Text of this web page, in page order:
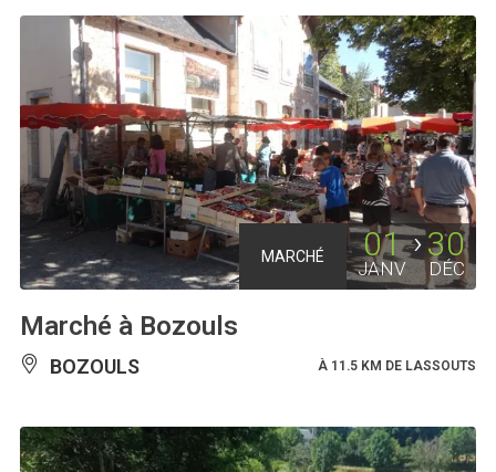
MARCHÉ 01
JANV
30
DÉC
Marché à Bozouls
BOZOULS À 11.5 KM DE LASSOUTS